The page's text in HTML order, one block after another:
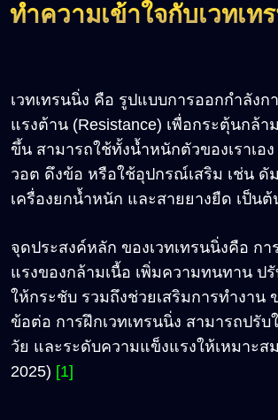
ทำความเข้าใจกับเวทเท
เวทเทรนนิ่ง คือ รูปแบบการออกกำลังก
แรงต้าน (Resistance) เพื่อกระตุ้นกล้า
ขึ้น สามารถใช้ทั้งน้ำหนักตัวของเราเอ
วอต ดึงข้อ หรือใช้อุปกรณ์เสริม เช่น ดัม
เครื่องยกน้ำหนัก และสายยางยืด เป็นต้
จุดประสงค์หลัก ของเวทเทรนนิ่งคือ กา
แรงของกล้ามเนื้อ เพิ่มความทนทาน ป
ให้กระชับ รวมถึงช่วยเสริมการทำงาน
ข้อต่อ การฝึกเวทเทรนนิ่ง สามารถปรับ
วัย และระดับความแข็งแรงให้เหมาะส
2025) [1]